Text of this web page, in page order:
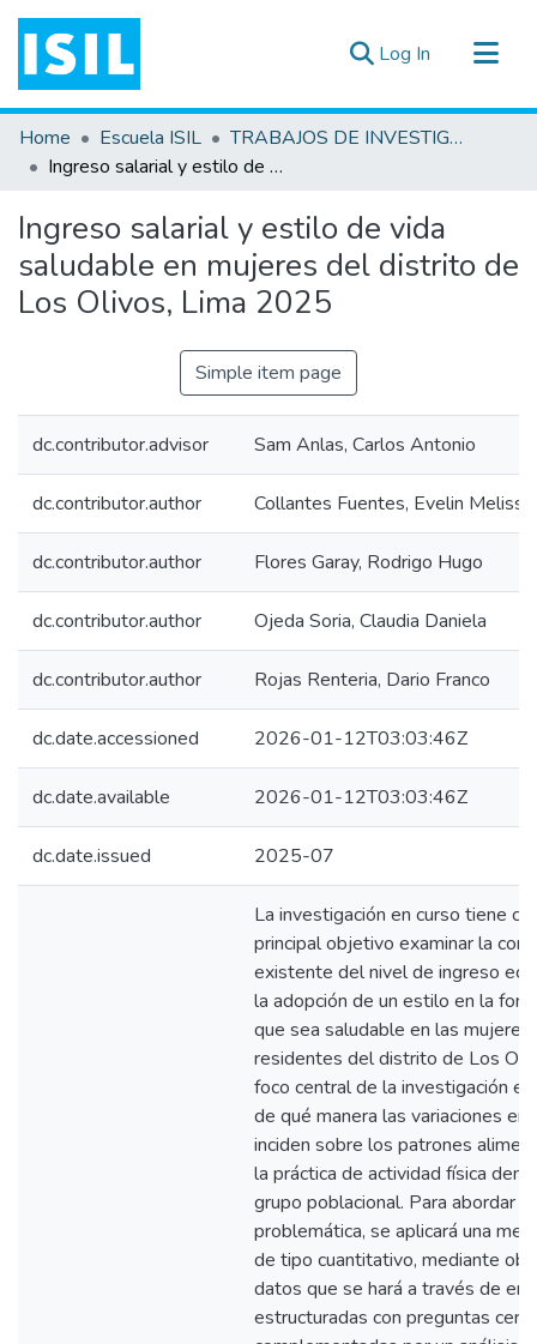
Log In (current)
All of DSpace
Statistics
Documentos ▾
Home Escuela ISIL
TRABAJOS DE INVESTIGACIÓN
Ingreso salarial y estilo de vida saludable en mujeres del distrito de Los Olivos, Lima 2025
Ingreso salarial y estilo de vida
saludable en mujeres del distrito de
Los Olivos, Lima 2025
Simple item page
dc.contributor.advisor Sam Anlas, Carlos Antonio
dc.contributor.author Collantes Fuentes, Evelin Melissa
dc.contributor.author Flores Garay, Rodrigo Hugo
dc.contributor.author Ojeda Soria, Claudia Daniela
dc.contributor.author Rojas Renteria, Dario Franco
dc.date.accessioned 2026-01-12T03:03:46Z
dc.date.available 2026-01-12T03:03:46Z
dc.date.issued 2025-07
La investigación en curso tiene
principal objetivo examinar la
existente del nivel de ingreso
la adopción de un estilo en la
que sea saludable en las mujeres
residentes del distrito de Los
foco central de la investigación
de qué manera las variaciones en
inciden sobre los patrones
la práctica de actividad física
grupo poblacional. Para abordar
problemática, se aplicará una
de tipo cuantitativo, mediante
datos que se hará a través de
estructuradas con preguntas